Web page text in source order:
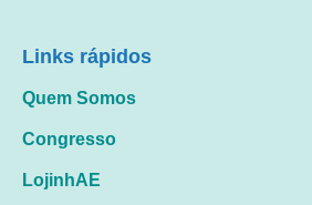
Links rápidos
Quem Somos
Congresso
LojinhAE